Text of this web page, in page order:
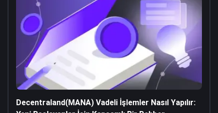
Decentraland(MANA) Vadeli İşlemler Nasıl Yapılır: